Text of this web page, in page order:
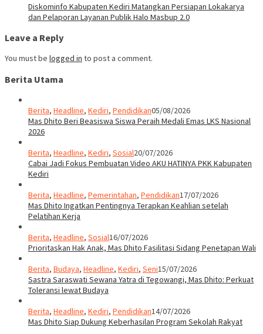
Diskominfo Kabupaten Kediri Matangkan Persiapan Lokakarya
dan Pelaporan Layanan Publik Halo Masbup 2.0
Leave a Reply
You must be logged in to post a comment.
Berita Utama
Berita, Headline, Kediri, Pendidikan05/08/2026
Mas Dhito Beri Beasiswa Siswa Peraih Medali Emas LKS Nasional
2026
Berita, Headline, Kediri, Sosial20/07/2026
Cabai Jadi Fokus Pembuatan Video AKU HATINYA PKK Kabupaten
Kediri
Berita, Headline, Pemerintahan, Pendidikan17/07/2026
Mas Dhito Ingatkan Pentingnya Terapkan Keahlian setelah
Pelatihan Kerja
Berita, Headline, Sosial16/07/2026
Prioritaskan Hak Anak, Mas Dhito Fasilitasi Sidang Penetapan Wali
Berita, Budaya, Headline, Kediri, Seni15/07/2026
Sastra Saraswati Sewana Yatra di Tegowangi, Mas Dhito: Perkuat
Toleransi lewat Budaya
Berita, Headline, Kediri, Pendidikan14/07/2026
Mas Dhito Siap Dukung Keberhasilan Program Sekolah Rakyat